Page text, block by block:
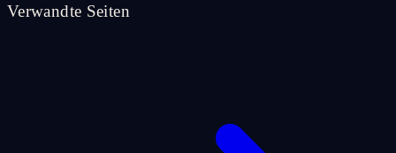
Verwandte Seiten